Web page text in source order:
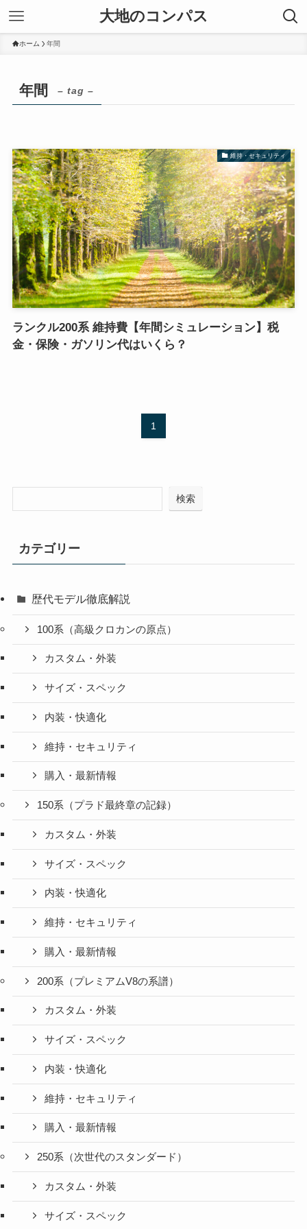
大地のコンパス
ホーム 年間
年間 – tag –
維持・セキュリティ
ランクル200系 維持費【年間シミュレーション】税
金・保険・ガソリン代はいくら？
1
検索
カテゴリー
歴代モデル徹底解説
100系（高級クロカンの原点）
カスタム・外装
サイズ・スペック
内装・快適化
維持・セキュリティ
購入・最新情報
150系（プラド最終章の記録）
カスタム・外装
サイズ・スペック
内装・快適化
維持・セキュリティ
購入・最新情報
200系（プレミアムV8の系譜）
カスタム・外装
サイズ・スペック
内装・快適化
維持・セキュリティ
購入・最新情報
250系（次世代のスタンダード）
カスタム・外装
サイズ・スペック